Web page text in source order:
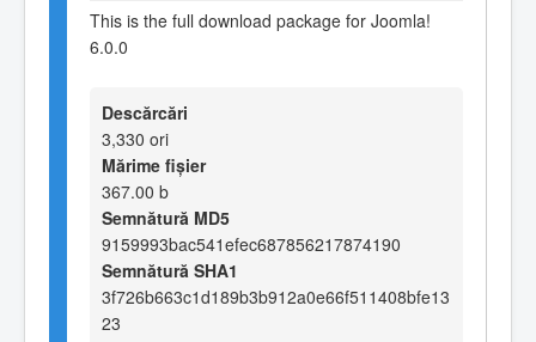
This is the full download package for Joomla!
6.0.0
Descărcări
3,330 ori
Mărime fișier
367.00 b
Semnătură MD5
9159993bac541efec687856217874190
Semnătură SHA1
3f726b663c1d189b3b912a0e66f511408bfe13
23